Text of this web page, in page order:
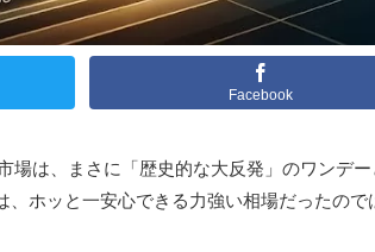
Facebook
場は、まさに「歴史的な大反発」のワンデ
ホッと一安心できる力強い相場だったので